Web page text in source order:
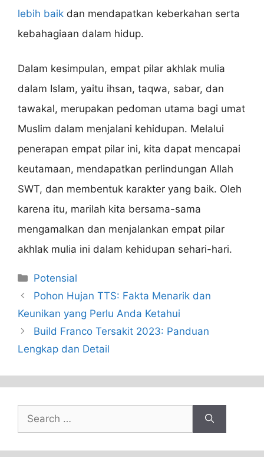
lebih baik dan mendapatkan keberkahan serta
kebahagiaan dalam hidup.
Dalam kesimpulan, empat pilar akhlak mulia
dalam Islam, yaitu ihsan, taqwa, sabar, dan
tawakal, merupakan pedoman utama bagi umat
Muslim dalam menjalani kehidupan. Melalui
penerapan empat pilar ini, kita dapat mencapai
keutamaan, mendapatkan perlindungan Allah
SWT, dan membentuk karakter yang baik. Oleh
karena itu, marilah kita bersama-sama
mengamalkan dan menjalankan empat pilar
akhlak mulia ini dalam kehidupan sehari-hari.
Categories
Potensial
Pohon Hujan TTS: Fakta Menarik dan
Keunikan yang Perlu Anda Ketahui
Build Franco Tersakit 2023: Panduan
Lengkap dan Detail
Search
for: